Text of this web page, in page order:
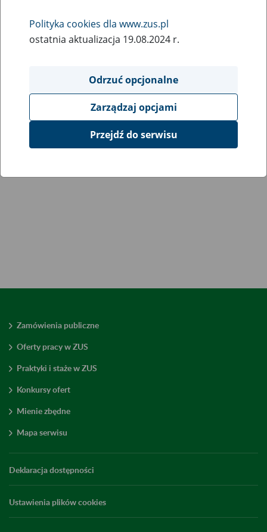
Zamówienia publiczne
Oferty pracy w ZUS
Praktyki i staże w ZUS
Konkursy ofert
Mienie zbędne
Mapa serwisu
Deklaracja dostępności
Ustawienia plików cookies
Polityka cookies dla www.zus.pl
ostatnia aktualizacja 19.08.2024 r.
Odrzuć opcjonalne
Zarządzaj opcjami
Przejdź do serwisu